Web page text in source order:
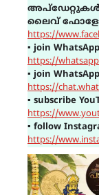
അപ്ഡേറ്റുകൾ
ലൈവ് ഫോളോ
https://
▪join
https://
▪join
https://
▪ subscribe
https://
▪ follow
https://